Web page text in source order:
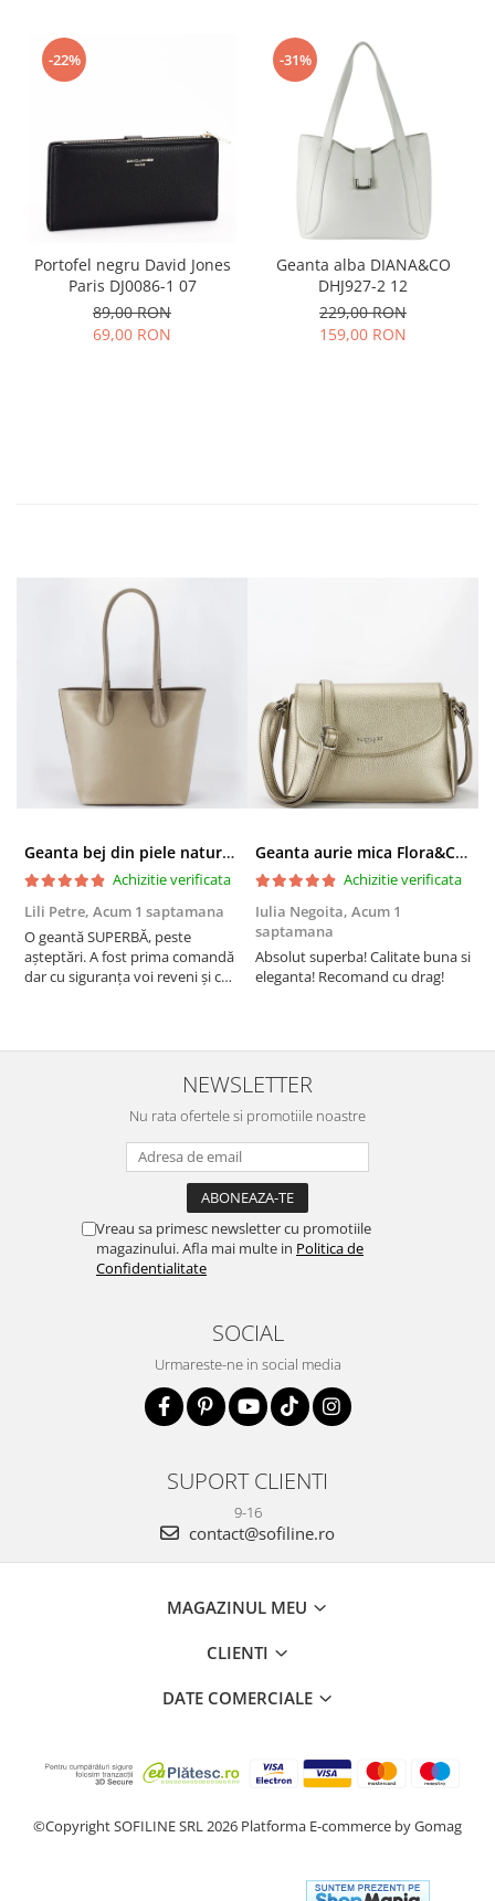
-22%
Portofel negru David Jones
Paris DJ0086-1 07
89,00 RON
69,00 RON
-31%
Geanta alba DIANA&CO
DHJ927-2 12
229,00 RON
159,00 RON
Geanta bej din piele naturala 8966 123
Achizitie verificata
Lili Petre, Acum 1 saptamana
O geantă SUPERBĂ, peste
așteptări. A fost prima comandă
dar cu siguranța voi reveni și cu
doua zi). RECOMAND SOFILINE!!!
Geanta aurie mica Flora&CO Paris H6930 16
Achizitie verificata
Iulia Negoita, Acum 1
saptamana
Absolut superba! Calitate buna si
eleganta! Recomand cu drag!
NEWSLETTER
Nu rata ofertele si promotiile noastre
Vreau sa primesc newsletter cu promotiile
magazinului. Afla mai multe in Politica de
Confidentialitate
SOCIAL
Urmareste-ne in social media
SUPORT CLIENTI
9-16
contact@sofiline.ro
MAGAZINUL MEU
CLIENTI
DATE COMERCIALE
©Copyright SOFILINE SRL 2026 Platforma E-commerce by Gomag